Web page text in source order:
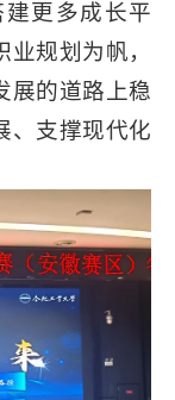
更多成长平
规划为帆，
展的道路上稳
、支撑现代化